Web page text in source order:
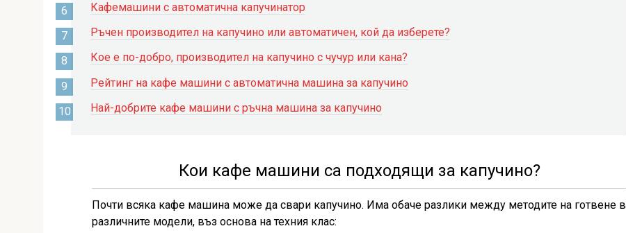
Кафемашини с автоматична капучинатор
Ръчен производител на капучино или автоматичен, кой да изберете?
Кое е по-добро, производител на капучино с чучур или кана?
Рейтинг на кафе машини с автоматична машина за капучино
Най-добрите кафе машини с ръчна машина за капучино
Кои кафе машини са подходящи за капучино?
Почти всяка кафе машина може да свари капучино. Има обаче разлики между методите на готвене в
различните модели, въз основа на техния клас: